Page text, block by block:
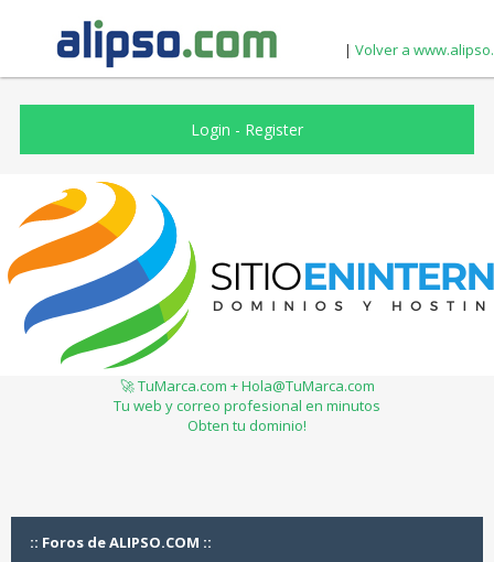
| Volver a
Login - Register
🚀 TuMarca.com + Hola@TuMarca.com
Tu web y correo profesional en minutos
Obten tu dominio!
:: Foros de ALIPSO.COM ::